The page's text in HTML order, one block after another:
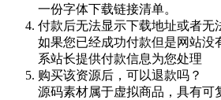
一份字体下载链接清单。
付款后无法显示下载地址或者无
如果您已经成功付款但是网站没
系站长提供付款信息为您处理
购买该资源后，可以退款吗？
源码素材属于虚拟商品，具有可